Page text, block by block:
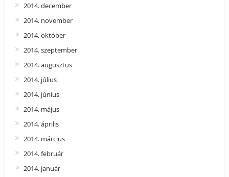
2014. december
2014. november
2014. október
2014. szeptember
2014. augusztus
2014. július
2014. június
2014. május
2014. április
2014. március
2014. február
2014. január